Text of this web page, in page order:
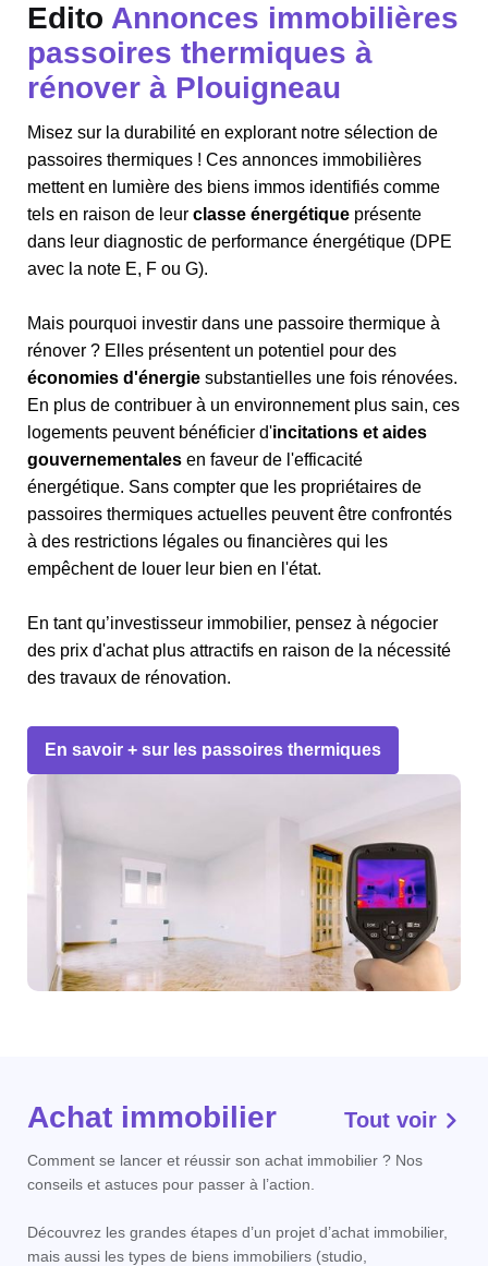
Edito Annonces immobilières
passoires thermiques à
rénover à Plouigneau
Misez sur la durabilité en explorant notre sélection de
passoires thermiques ! Ces annonces immobilières
mettent en lumière des biens immos identifiés comme
tels en raison de leur classe énergétique présente
dans leur diagnostic de performance énergétique (DPE
avec la note E, F ou G).
Mais pourquoi investir dans une passoire thermique à
rénover ? Elles présentent un potentiel pour des
économies d'énergie substantielles une fois rénovées.
En plus de contribuer à un environnement plus sain, ces
logements peuvent bénéficier d'incitations et aides
gouvernementales en faveur de l'efficacité
énergétique. Sans compter que les propriétaires de
passoires thermiques actuelles peuvent être confrontés
à des restrictions légales ou financières qui les
empêchent de louer leur bien en l'état.
En tant qu’investisseur immobilier, pensez à négocier
des prix d'achat plus attractifs en raison de la nécessité
des travaux de rénovation.
En savoir + sur les passoires thermiques
Achat immobilier Tout voir
Comment se lancer et réussir son achat immobilier ? Nos
conseils et astuces pour passer à l’action.
Découvrez les grandes étapes d’un projet d’achat immobilier,
mais aussi les types de biens immobiliers (studio,